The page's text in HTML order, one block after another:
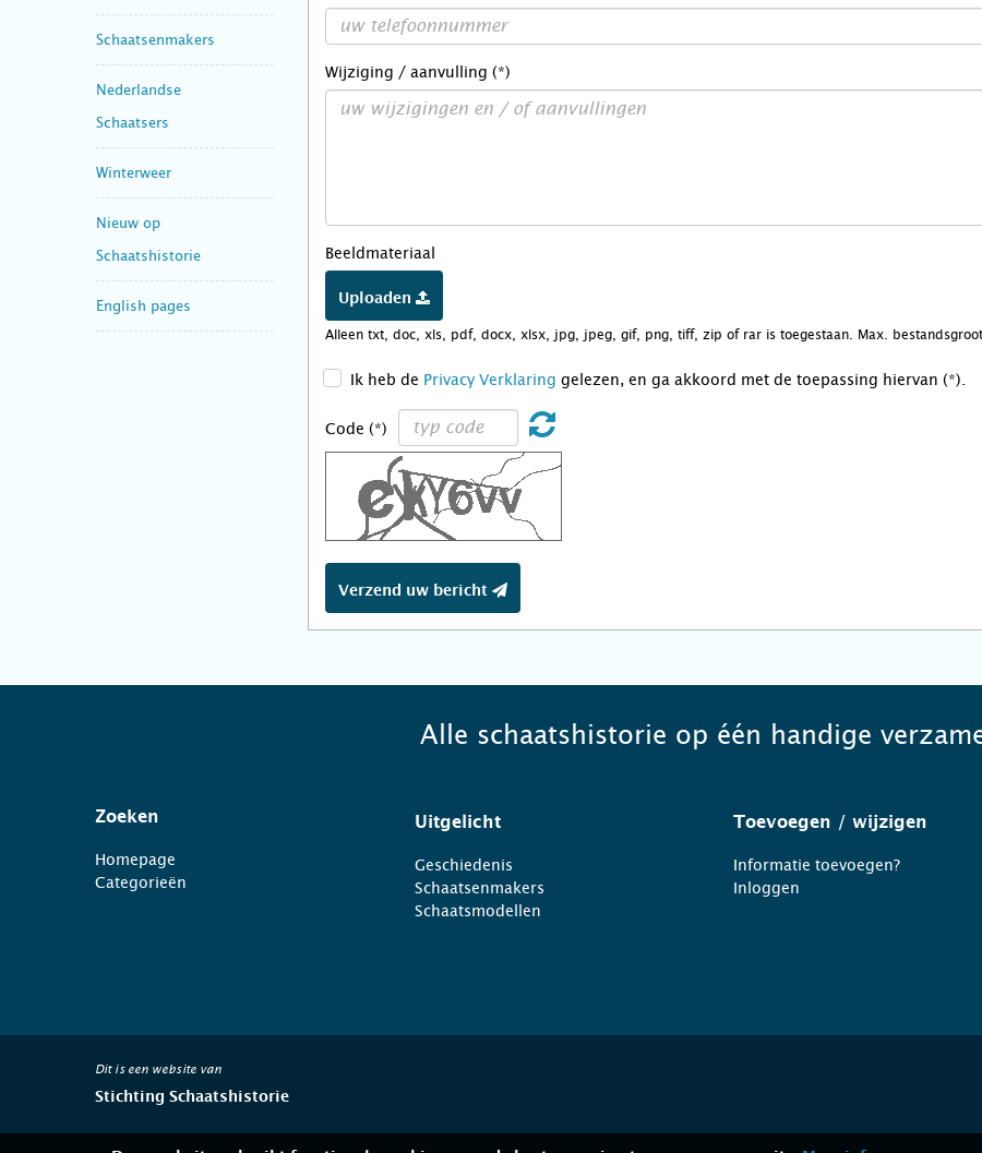
Schaatsenmakers
Nederlandse
Schaatsers
Winterweer
Nieuw op
Schaatshistorie
English pages
Wijziging / aanvulling (*)
Beeldmateriaal
Uploaden
Alleen txt, doc, xls, pdf, docx, xlsx, jpg, jpeg, gif, png, tiff, zip of rar is toegestaan. Max.
Ik heb de Privacy Verklaring gelezen, en ga akkoord met de toepassing hiervan (*).
Code (*)
Verzend uw bericht
Alle schaatshistorie op één handige
Zoeken
Homepage
Categorieën
Uitgelicht
Geschiedenis
Schaatsenmakers
Schaatsmodellen
Toevoegen / wijzigen
Informatie toevoegen?
Inloggen
Dit is een website van
Stichting Schaatshistorie